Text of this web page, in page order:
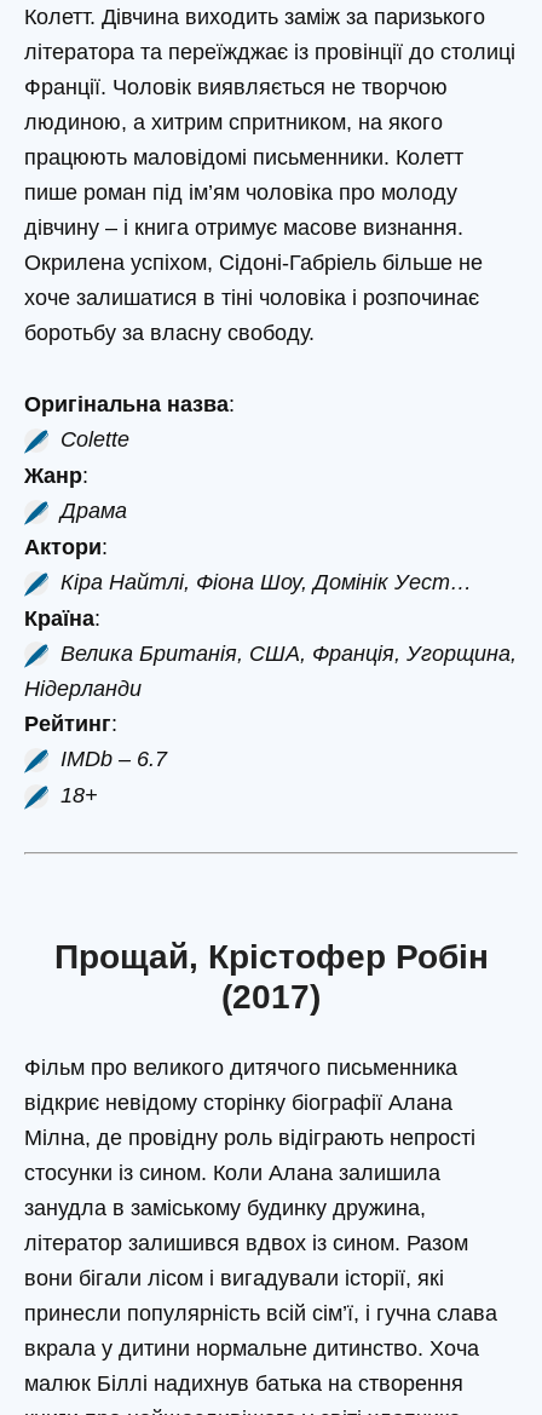
Колетт. Дівчина виходить заміж за паризького
літератора та переїжджає із провінції до столиці
Франції. Чоловік виявляється не творчою
людиною, а хитрим спритником, на якого
працюють маловідомі письменники. Колетт
пише роман під ім’ям чоловіка про молоду
дівчину – і книга отримує масове визнання.
Окрилена успіхом, Сідоні-Габріель більше не
хоче залишатися в тіні чоловіка і розпочинає
боротьбу за власну свободу.
Оригінальна назва:
Colette
Жанр:
Драма
Актори:
Кіра Найтлі, Фіона Шоу, Домінік Уест…
Країна:
Велика Британія, США, Франція, Угорщина,
Нідерланди
Рейтинг:
IMDb – 6.7
18+
Прощай, Крістофер Робін
(2017)
Фільм про великого дитячого письменника
відкриє невідому сторінку біографії Алана
Мілна, де провідну роль відіграють непрості
стосунки із сином. Коли Алана залишила
занудла в заміському будинку дружина,
літератор залишився вдвох із сином. Разом
вони бігали лісом і вигадували історії, які
принесли популярність всій сім’ї, і гучна слава
вкрала у дитини нормальне дитинство. Хоча
малюк Біллі надихнув батька на створення